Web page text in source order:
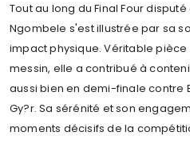
Tout au long du Final Four
Ngombele s'est illustrée par sa
impact physique. Véritable
messin, elle a contribué à
aussi bien en demi-finale contre
Gy?r. Sa sérénité et son
moments décisifs de la